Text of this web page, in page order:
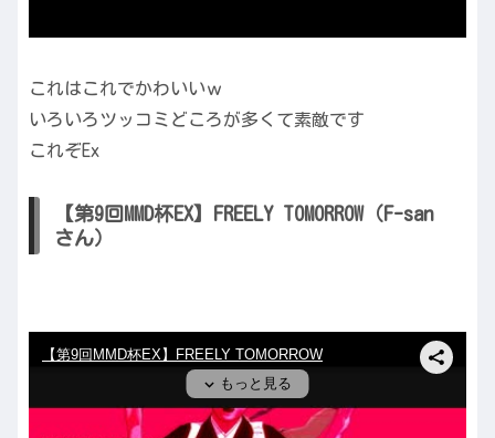
これはこれでかわいいｗ
いろいろツッコミどころが多くて素敵です
これぞEx
【第9回MMD杯EX】FREELY TOMORROW（F-san
さん）